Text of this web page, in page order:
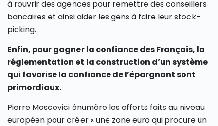
à rouvrir des agences pour remettre des conseillers
bancaires et ainsi aider les gens à faire leur stock-
picking.
Enfin, pour gagner la confiance des Français, la
réglementation et la construction d’un système
qui favorise la confiance de l’épargnant sont
primordiaux.
Pierre Moscovici énumère les efforts faits au niveau
européen pour créer « une zone euro qui procure un